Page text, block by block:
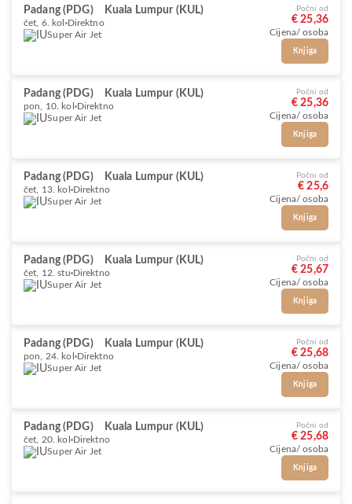
Padang (PDG) Kuala Lumpur (KUL)
čet, 6. kol Direktno
Super Air Jet
Počni od
€ 25,36
Cijena/ osoba
Knjiga
Padang (PDG) Kuala Lumpur (KUL)
pon, 10. kol Direktno
Super Air Jet
Počni od
€ 25,36
Cijena/ osoba
Knjiga
Padang (PDG) Kuala Lumpur (KUL)
čet, 13. kol Direktno
Super Air Jet
Počni od
€ 25,6
Cijena/ osoba
Knjiga
Padang (PDG) Kuala Lumpur (KUL)
čet, 12. stu Direktno
Super Air Jet
Počni od
€ 25,67
Cijena/ osoba
Knjiga
Padang (PDG) Kuala Lumpur (KUL)
pon, 24. kol Direktno
Super Air Jet
Počni od
€ 25,68
Cijena/ osoba
Knjiga
Padang (PDG) Kuala Lumpur (KUL)
čet, 20. kol Direktno
Super Air Jet
Počni od
€ 25,68
Cijena/ osoba
Knjiga